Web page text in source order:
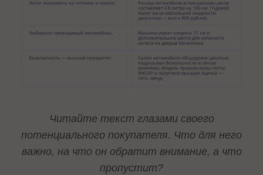
Читайте текст глазами своего
потенциального покупателя. Что для него
важно, на что он обратит внимание, а что
пропустит?